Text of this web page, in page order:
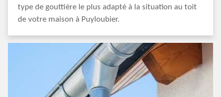
type de gouttière le plus adapté à la situation au toit
de votre maison à Puyloubier.